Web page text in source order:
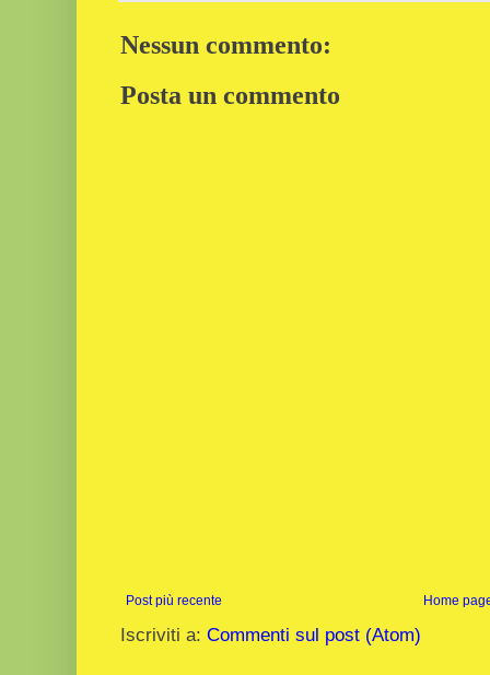
Nessun commento:
Posta un commento
Post più recente Home
Iscriviti a: Commenti sul post (Atom)